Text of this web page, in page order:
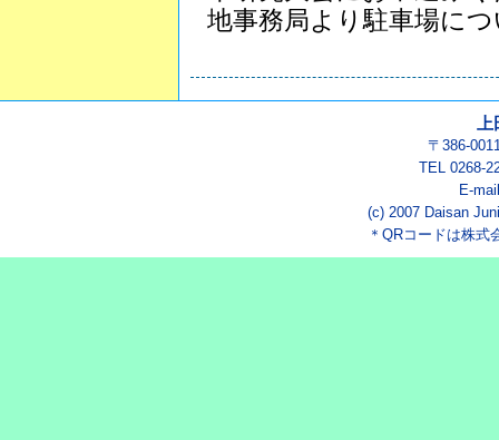
地事務局より駐車場につ
〒386-
TEL 0268-
E-
(c) 2007 Daisan
＊QRコードは株式